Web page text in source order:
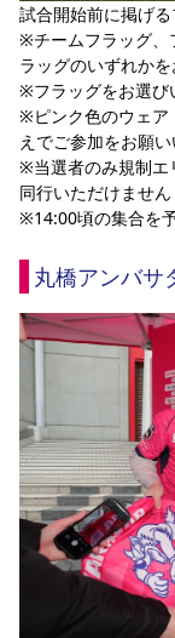
試合開始前に掲げる
※チームフラッグ、
ラッグのいずれか
※フラッグをお選び
※ピンク色のウェア
えでご参加をお願
※当選者のみ規制エ
同行いただけません
※14:00頃の集合を
丸橋アンバサ